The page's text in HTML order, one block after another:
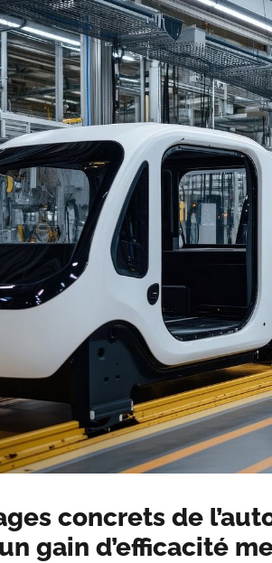
concrets de
gain d’efficacité